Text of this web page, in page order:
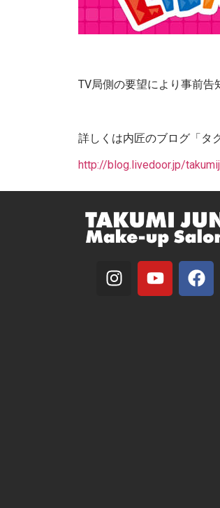
TV局側の要望により事前告
詳しくは内匠のブログ「タ
http://blog.livedoor.jp/